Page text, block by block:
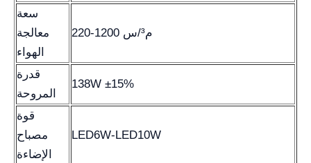
سعة
معالجة
الهواء
220-1200 م³/س
قدرة
المروحة
138W ±15%
قوة
مصباح
الإضاءة
LED6W-LED10W